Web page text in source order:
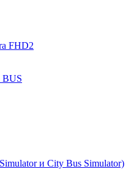
FHD2
BUS
и City Bus Simulator)